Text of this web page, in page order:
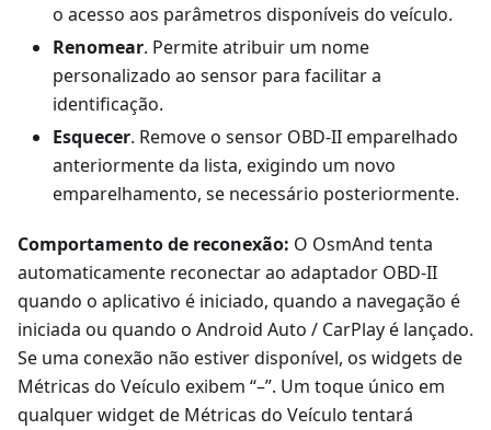
o acesso aos parâmetros disponíveis do veículo.
Renomear. Permite atribuir um nome
personalizado ao sensor para facilitar a
identificação.
Esquecer. Remove o sensor OBD-II emparelhado
anteriormente da lista, exigindo um novo
emparelhamento, se necessário posteriormente.
Comportamento de reconexão: O OsmAnd tenta
automaticamente reconectar ao adaptador OBD-II
quando o aplicativo é iniciado, quando a navegação é
iniciada ou quando o Android Auto / CarPlay é lançado.
Se uma conexão não estiver disponível, os widgets de
Métricas do Veículo exibem “–”. Um toque único em
qualquer widget de Métricas do Veículo tentará